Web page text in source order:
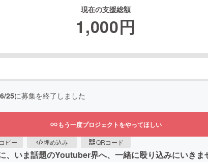
現在の支援総額
1,000円
25に募集を終了しました
もう一度プロジェクトをやってほしい
ピー 埋め込み QRコード
、いま話題のYoutuber界へ、一緒に殴り込みにいき